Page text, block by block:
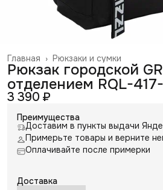
Рюкзаки и сумки
Главная ›
Рюкзак городской
отделением RQL-
3 390 ₽
Преимущества
Доставим в пункты выдачи
Примерьте товары и верните
Оплачивайте после примерки
Доставка